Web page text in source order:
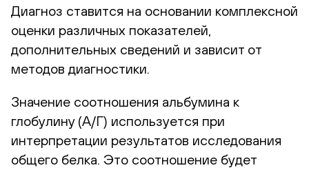
Диагноз ставится на основании комплексной
оценки различных показателей,
дополнительных сведений и зависит от
методов диагностики.
Значение соотношения альбумина к
глобулину (А/Г) используется при
интерпретации результатов исследования
общего белка. Это соотношение будет